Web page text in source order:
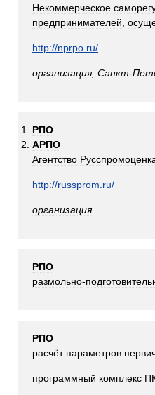
Некоммерческое
предпринимателей
http://nprpo ru/
организация, Санкт-
РПО
АРПО
Агентство
http://russprom ru/
организация
РПО
размольно-
РПО
расчёт параметров
программный комплекс